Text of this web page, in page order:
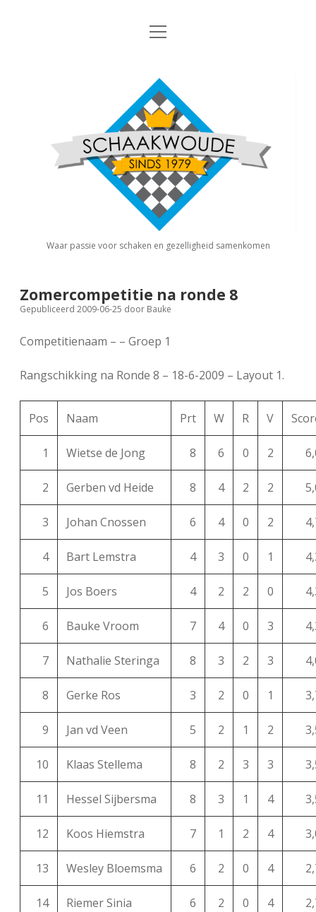
Nieuws
Algemene Informatie
Privacy Statement
Interne Competitie
dropdown
menu
Competitiereglement
Externe Competitie open
KNSB: Schaakwoude I
KNSB: Schaakwoude II
FSB: Schaakwoude I
FSB: Schaakwoude II
FSB: Schaakwoude III
Jeugdschaken
Eregalerij
Agenda
Koppelingen
Sponsoren
facebookinstagram
open
Schaakvereniging
Schaakwoude
Waar passie voor schaken en gezelligheid samenkomen
Zomercompetitie na ronde 8
Gepubliceerd 2009-06-25 door Bauke
Competitienaam – – Groep 1
Rangschikking na Ronde 8 – 18-6-2009 – Layout 1.
Pos Naam Prt W R V
1 Wietse de Jong 8 6 0 2
2 Gerben vd Heide 8 4 2 2
3 Johan Cnossen 6 4 0 2
4 Bart Lemstra 4 3 0 1
5 Jos Boers 4 2 2 0
6 Bauke Vroom 7 4 0 3
7 Nathalie Steringa 8 3 2 3
8 Gerke Ros 3 2 0 1
9 Jan vd Veen 5 2 1 2
10 Klaas Stellema 8 2 3 3
11 Hessel Sijbersma 8 3 1 4
12 Koos Hiemstra 7 1 2 4
13 Wesley Bloemsma 6 2 0 4
14 Riemer Sinia 6 2 0 4